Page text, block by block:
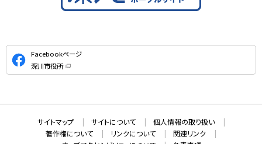
公
式
S
Facebookページ
深川市役所
（
ン
で
開
き
サイトマップ サイトについて
個人情報の取り扱い
著作権について
リンクについて
関連リンク